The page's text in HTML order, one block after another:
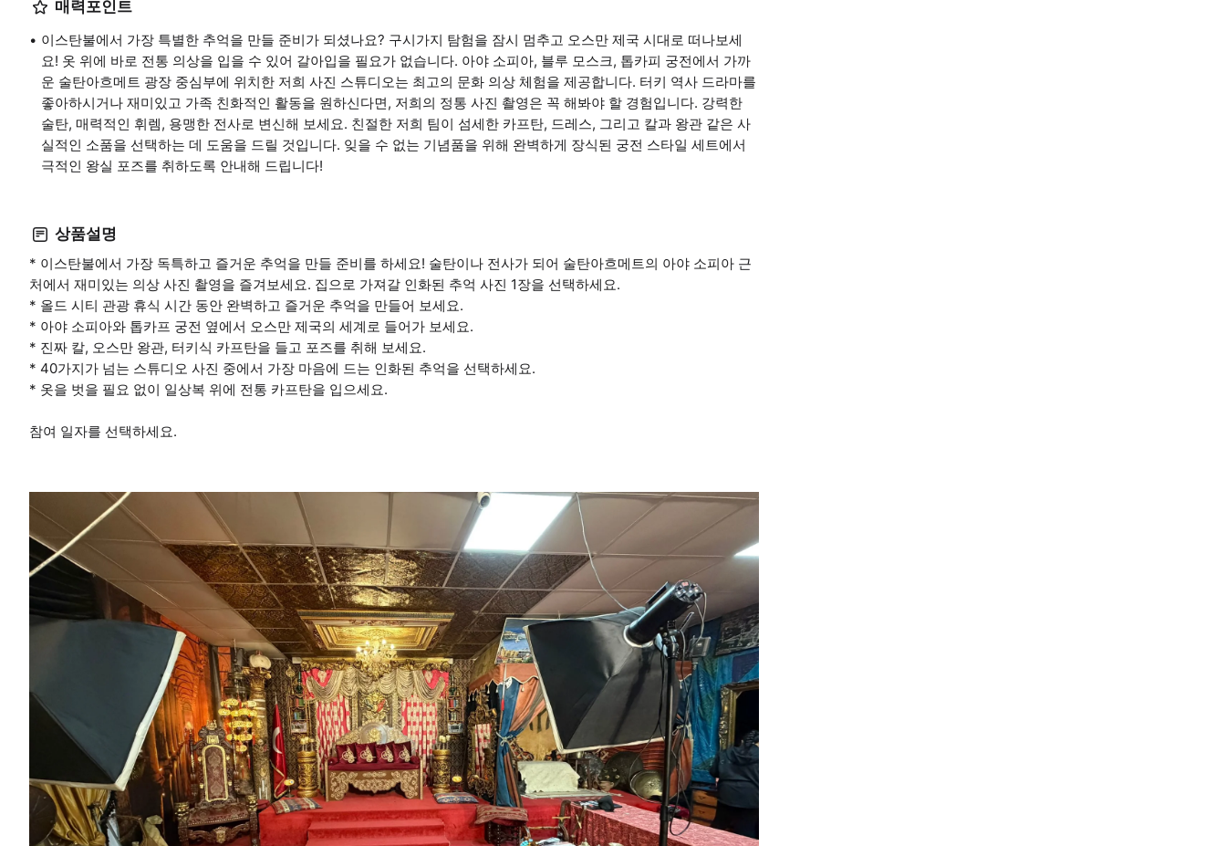
매력포인트
이스탄불에서 가장 특별한 추억을 만들 준비가 되셨나요? 구시가지 탐험을 잠시 멈추고 오스만 제국 시대로 떠나보세
요! 옷 위에 바로 전통 의상을 입을 수 있어 갈아입을 필요가 없습니다. 아야 소피아, 블루 모스크, 톱카피 궁전에서 가까
운 술탄아흐메트 광장 중심부에 위치한 저희 사진 스튜디오는 최고의 문화 의상 체험을 제공합니다. 터키 역사 드라마를
좋아하시거나 재미있고 가족 친화적인 활동을 원하신다면, 저희의 정통 사진 촬영은 꼭 해봐야 할 경험입니다. 강력한
술탄, 매력적인 휘렘, 용맹한 전사로 변신해 보세요. 친절한 저희 팀이 섬세한 카프탄, 드레스, 그리고 칼과 왕관 같은 사
실적인 소품을 선택하는 데 도움을 드릴 것입니다. 잊을 수 없는 기념품을 위해 완벽하게 장식된 궁전 스타일 세트에서
극적인 왕실 포즈를 취하도록 안내해 드립니다!
상품설명
* 이스탄불에서 가장 독특하고 즐거운 추억을 만들 준비를 하세요! 술탄이나 전사가 되어 술탄아흐메트의 아야 소피아 근
처에서 재미있는 의상 사진 촬영을 즐겨보세요. 집으로 가져갈 인화된 추억 사진 1장을 선택하세요.
* 올드 시티 관광 휴식 시간 동안 완벽하고 즐거운 추억을 만들어 보세요.
* 아야 소피아와 톱카프 궁전 옆에서 오스만 제국의 세계로 들어가 보세요.
* 진짜 칼, 오스만 왕관, 터키식 카프탄을 들고 포즈를 취해 보세요.
* 40가지가 넘는 스튜디오 사진 중에서 가장 마음에 드는 인화된 추억을 선택하세요.
* 옷을 벗을 필요 없이 일상복 위에 전통 카프탄을 입으세요.
참여 일자를 선택하세요.